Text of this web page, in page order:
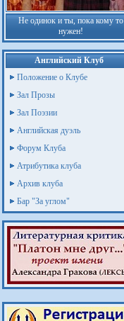
Не одинок и ты, пока кому то
нужен!
Английский Клуб
Положение о Клубе
Зал Прозы
Зал Поэзии
Английская дуэль
Форум Клуба
Атрибутика клуба
Архив клуба
Бар "За углом"